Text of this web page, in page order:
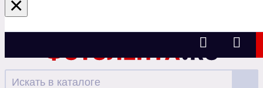
Ижевск
×